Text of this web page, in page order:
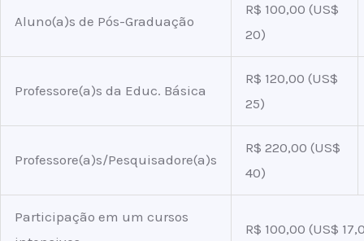
Aluno(a)s de Pós-Graduação
R$ 100,00 (US$
20)
Professore(a)s da Educ. Básica
R$ 120,00 (US$
25)
Professore(a)s/Pesquisadore(a)s
R$ 220,00 (US$
40)
Participação em um cursos
R$ 100,00 (US$